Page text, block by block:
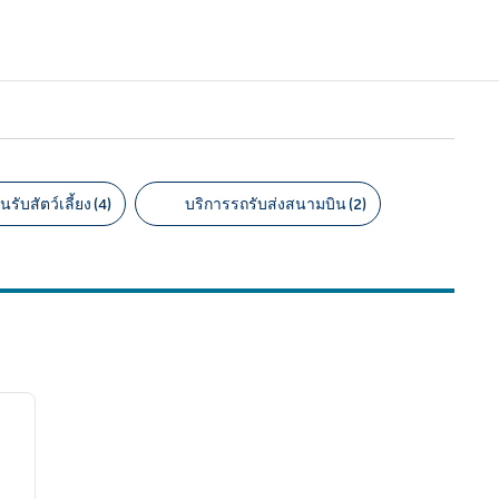
รับสัตว์เลี้ยง (4) บริการรถรับส่งสนามบิน (2)
ภาพถัดไป